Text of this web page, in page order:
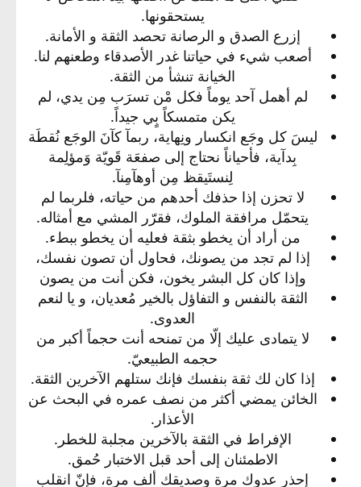
يستحقونها.​
إزرع الصدق و الرصانة تحصد الثقة و الأمانة.​
أصعب شيء في حياتنا غدر الأصدقاء وطعنهم لنا.​
الخيانة تنشأ من الثقة.​
لم أهمل آحد يوماً فكل مْن تسرَب مِن يدي، لم
يكن متمسكاً بٍي جيداً.​
ليسَ كل وجَع انكسار ونِهاية، ربمآ كآنَ الوجَع نُقطَة
بِدآية، فأحياناً نحتاج إلى صفعَة قَويّة وَمؤلِمة
لِنستَيقظ مِن أوهآمِنآ.​
لا تحزن إذا حذفك أحدهم من حياته، فلربما لم
يتحمّل مرافقة الملوك، فقرّر المشي مع أمثاله.​
من أراد أن يخطو بثقة فعليه أن يخطو ببطء.​
إذا لم تجد من يصونك، فحاول أن تصون نفسك،
وإذا كان كل البشر يخون، فكن أنت من يصون​
الثقة بالنفس و التفاؤل بالخير مُعديان، و يا لنعم
العدوى.​
لا يتمادى عليك إلّا من تمنحه أنت حجماً أكبر من
حجمه الطبيعيّ.​
إذا كان لك ثقة بنفسك فإنك ستلهم الآخرين الثقة.​
الخائن يمضي أكثر من نصف عمره في البحث عن
الأعذار.​
الإفراط في الثقة بالآخرين مجلبة للخطر.​
الاطمئنان إلى أحد قبل الاختبار حُمق.​
إحذر عدوك مرة وصديقك ألف مرة، فإنّ انقلب